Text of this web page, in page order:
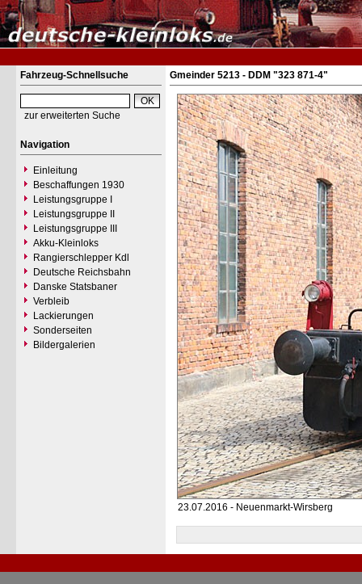
Fahrzeug-Schnellsuche
zur erweiterten Suche
Navigation
Einleitung
Beschaffungen 1930
Leistungsgruppe I
Leistungsgruppe II
Leistungsgruppe III
Akku-Kleinloks
Rangierschlepper Kdl
Deutsche Reichsbahn
Danske Statsbaner
Verbleib
Lackierungen
Sonderseiten
Bildergalerien
Gmeinder 5213 - DDM "323 871-4"
23.07.2016 - Neuenmarkt-Wirsberg